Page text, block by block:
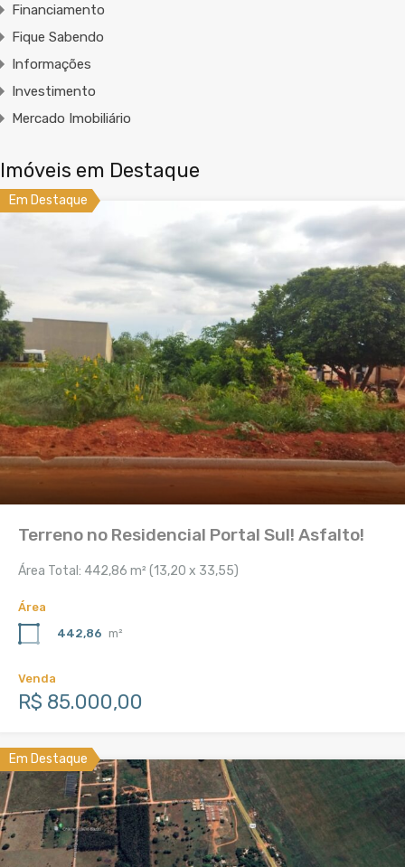
Financiamento
Fique Sabendo
Informações
Investimento
Mercado Imobiliário
Imóveis em Destaque
Em Destaque
Terreno no Residencial Portal Sul! Asfalto!
Área Total: 442,86 m² (13,20 x 33,55)
Área
442,86 m²
Venda
R$ 85.000,00
Em Destaque